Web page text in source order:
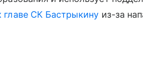
главе СК Бастрыкину из-за